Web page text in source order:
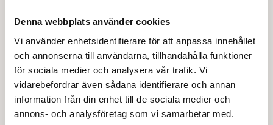
Denna webbplats använder cookies
Vi använder enhetsidentifierare för att anpassa innehållet
och annonserna till användarna, tillhandahålla funktioner
för sociala medier och analysera vår trafik. Vi
vidarebefordrar även sådana identifierare och annan
information från din enhet till de sociala medier och
annons- och analysföretag som vi samarbetar med.
DNB Nor
Investerarkonferens, Oslo
19 sep 2019 08:00